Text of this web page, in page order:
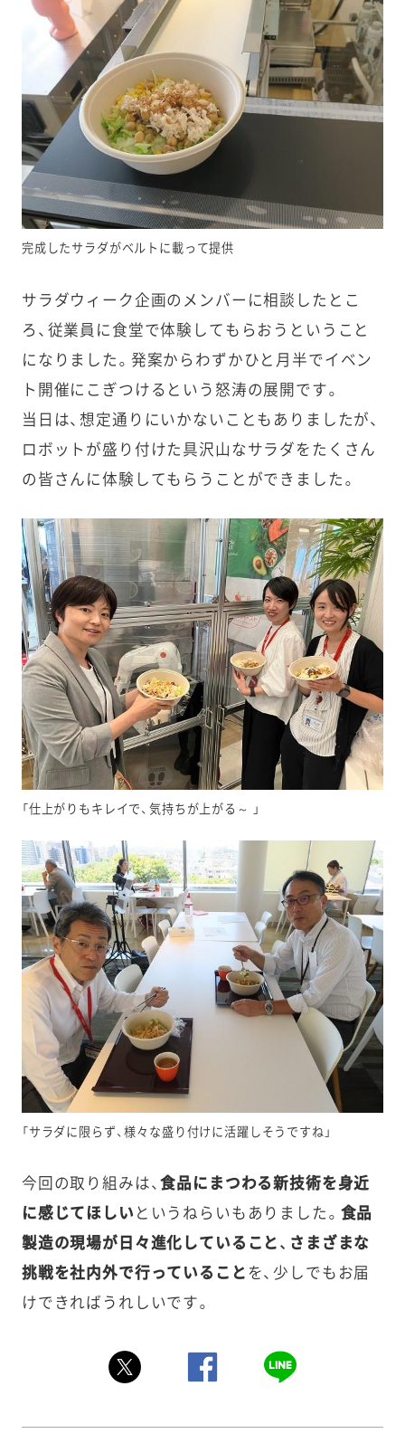
完成したサラダがベルトに載って提供
サラダウィーク企画のメンバーに相談したとこ
ろ、従業員に食堂で体験してもらおうということ
になりました。発案からわずかひと月半でイベン
ト開催にこぎつけるという怒涛の展開です。
当日は、想定通りにいかないこともありましたが、
ロボットが盛り付けた具沢山なサラダをたくさん
の皆さんに体験してもらうことができました。
「仕上がりもキレイで、気持ちが上がる～ 」
「サラダに限らず、様々な盛り付けに活躍しそうですね」
今回の取り組みは、食品にまつわる新技術を身近
に感じてほしい というねらいもありました。 食品
製造の現場が日々進化していること、さまざまな
挑戦を社内外で行っていること を、少しでもお届
けできればうれしいです。